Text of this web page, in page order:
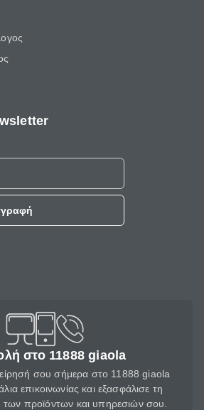
στο 11888 giaola
σου σήμερα στο 11888 giaola
επικοινωνίας και εξασφάλισε τη
των προϊόντων και υπηρεσιών σου.